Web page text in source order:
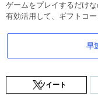
ゲームをプレイするだけ
有効活用して、ギフトコー
早
ツイート